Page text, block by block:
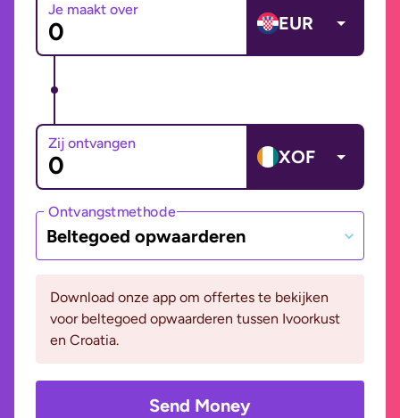
Je maakt over
EUR
Zij ontvangen
XOF
Ontvangstmethode
Beltegoed opwaarderen
Download onze app om offertes te bekijken
voor beltegoed opwaarderen tussen Ivoorkust
en Croatia.
Send Money